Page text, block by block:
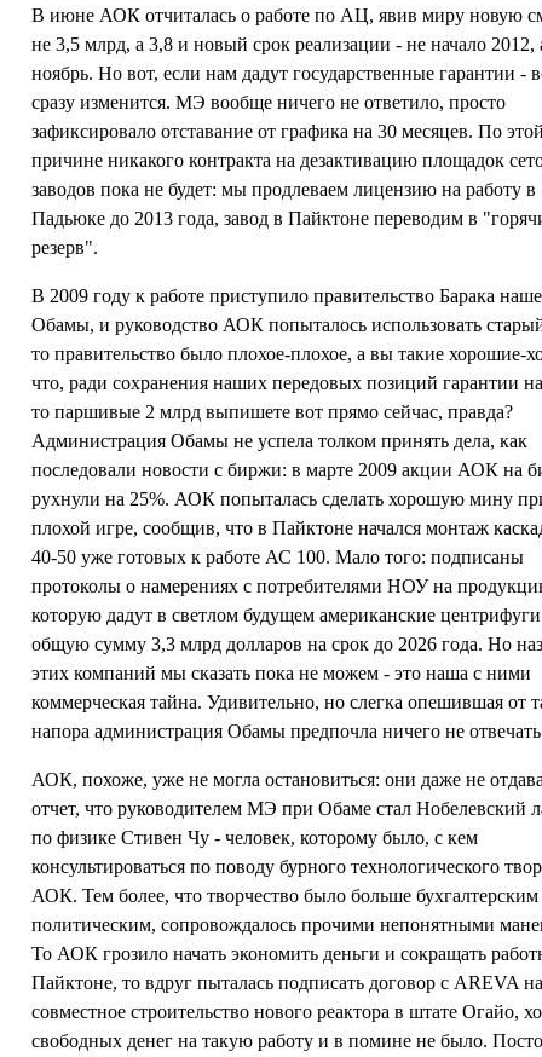
В июне АОК отчиталась о работе по АЦ, явив миру новую
не 3,5 млрд, а 3,8 и новый срок реализации - не начало 2012,
ноябрь. Но вот, если нам дадут государственные гарантии -
сразу изменится. МЭ вообще ничего не ответило, просто
зафиксировало отставание от графика на 30 месяцев. По
причине никакого контракта на дезактивацию площадок
заводов пока не будет: мы продлеваем лицензию на работу в
Падьюке до 2013 года, завод в Пайктоне переводим в
резерв".
В 2009 году к работе приступило правительство Барака
Обамы, и руководство АОК попыталось использовать
то правительство было плохое-плохое, а вы такие хорошие-
что, ради сохранения наших передовых позиций гарантии
то паршивые 2 млрд выпишете вот прямо сейчас, правда?
Администрация Обамы не успела толком принять дела, как
последовали новости с биржи: в марте 2009 акции АОК на
рухнули на 25%. АОК попыталась сделать хорошую мину
плохой игре, сообщив, что в Пайктоне начался монтаж
40-50 уже готовых к работе АС 100. Мало того: подписаны
протоколы о намерениях с потребителями НОУ на
которую дадут в светлом будущем американские
общую сумму 3,3 млрд долларов на срок до 2026 года. Но
этих компаний мы сказать пока не можем - это наша с ними
коммерческая тайна. Удивительно, но слегка опешившая от
напора администрация Обамы предпочла ничего не
АОК, похоже, уже не могла остановиться: они даже не
отчет, что руководителем МЭ при Обаме стал Нобелевский
по физике Стивен Чу - человек, которому было, с кем
консультироваться по поводу бурного технологического
АОК. Тем более, что творчество было больше бухгалтерским
политическим, сопровождалось прочими непонятными
То АОК грозило начать экономить деньги и сокращать
Пайктоне, то вдруг пыталась подписать договор с AREVA
совместное строительство нового реактора в штате Огайо,
свободных денег на такую работу и в помине не было.